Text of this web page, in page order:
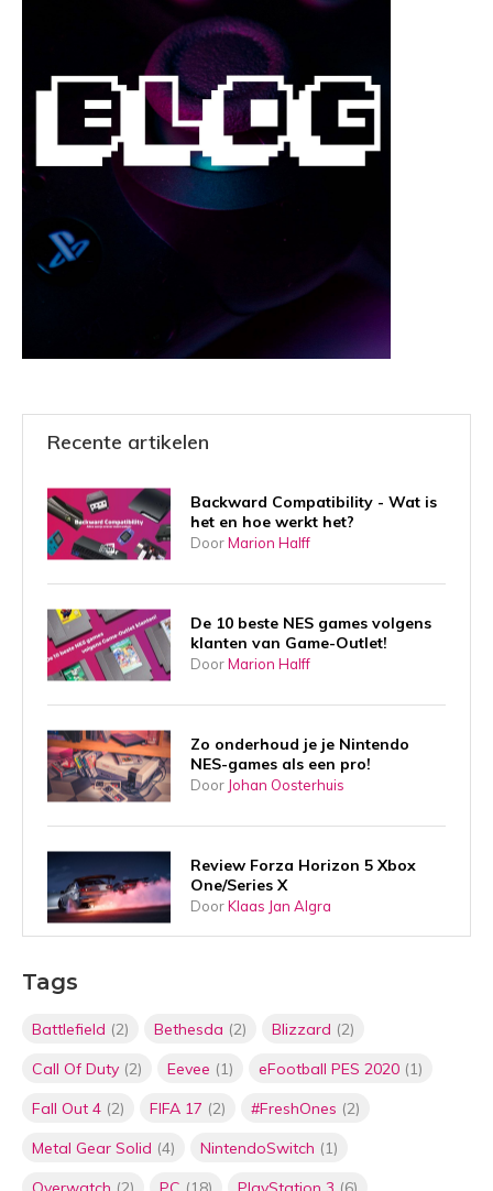
Recente artikelen
Backward Compatibility - Wat is
het en hoe werkt het?
DoorMarion Halff
De 10 beste NES games volgens
klanten van Game-Outlet!
DoorMarion Halff
Zo onderhoud je je Nintendo
NES-games als een pro!
Door Johan Oosterhuis
Review Forza Horizon 5 Xbox
One/Series X
DoorKlaas Jan Algra
Door Kevin Hessels
Speel Xbox games in Windows
DoorKevin Hessels
Tags
Battlefield (2) Bethesda (2) Blizzard (2)
Call Of Duty (2) Eevee (1) eFootball PES 2020 (1)
Fall Out 4 (2) FIFA 17 (2) #FreshOnes (2)
Metal Gear Solid (4) NintendoSwitch (1)